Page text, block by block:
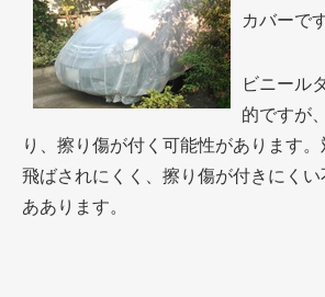
カバーで
ビニール
的ですが
り、擦り傷が付く可能性があります
飛ばされにくく、擦り傷が付きにく
ああります。